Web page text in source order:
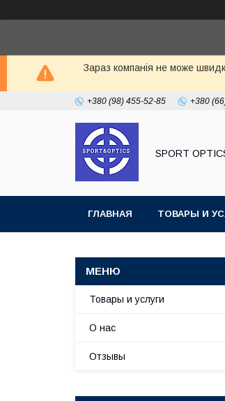
Зараз компанія не може
+380 (98) 455-52-85 +380
SPORT
ГЛАВНАЯ ТОВАРЫ И
Товары и услуги
О нас
Отзывы